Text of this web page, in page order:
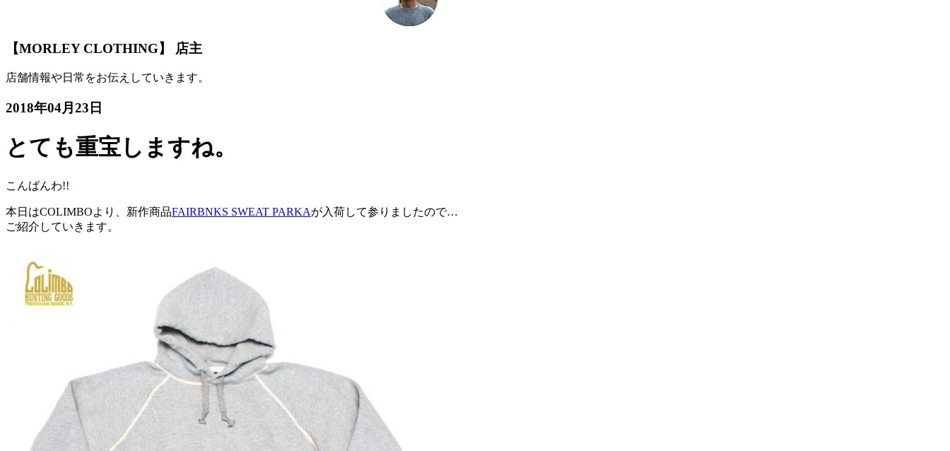
【MORLEY CLOTHING】 店主
店舗情報や日常をお伝えしていきます。
2018年04月23日
とても重宝しますね。
こんばんわ!!
本日はCOLIMBOより、新作商品FAIRBNKS SWEAT PARKAが入荷して参りましたので…
ご紹介していきます。